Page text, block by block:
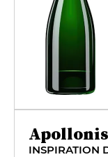
Apollonis
INSPIRATION